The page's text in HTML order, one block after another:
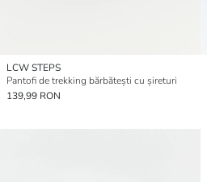
LCW STEPS
Pantofi de trekking bărbătești cu șireturi
139,99 RON